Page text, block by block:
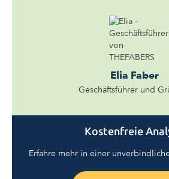
Elia Faber
Geschäftsführer und
Kostenfreie
Erfahre mehr in einer